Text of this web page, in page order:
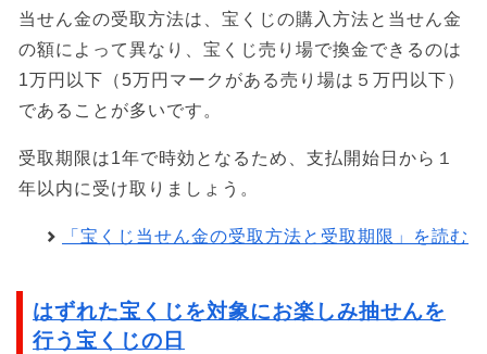
当せん金の受取方法は、宝くじの購入方法と当せん金
の額によって異なり、宝くじ売り場で換金できるのは
1万円以下（5万円マークがある売り場は５万円以下）
であることが多いです。
受取期限は1年で時効となるため、支払開始日から１
年以内に受け取りましょう。
「宝くじ当せん金の受取方法と受取期限」を読む
はずれた宝くじを対象にお楽しみ抽せんを
行う宝くじの日